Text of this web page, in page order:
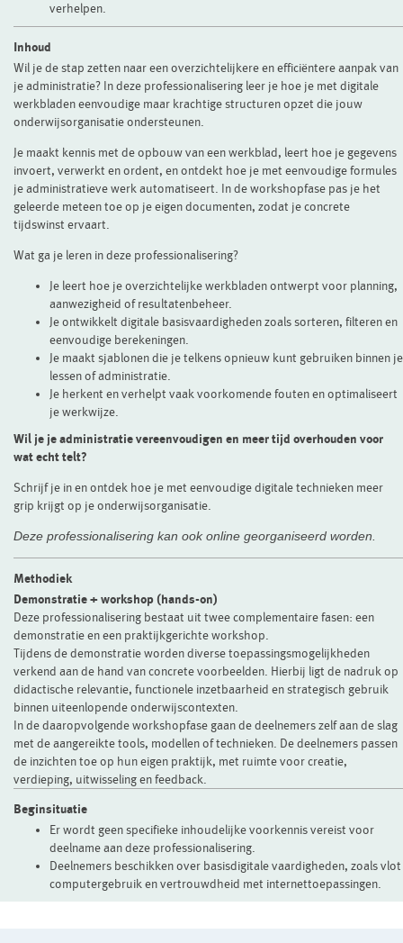
verhelpen.
Inhoud
Wil je de stap zetten naar een overzichtelijkere en efficiëntere aanpak van
je administratie? In deze professionalisering leer je hoe je met digitale
werkbladen eenvoudige maar krachtige structuren opzet die jouw
onderwijsorganisatie ondersteunen.
Je maakt kennis met de opbouw van een werkblad, leert hoe je gegevens
invoert, verwerkt en ordent, en ontdekt hoe je met eenvoudige formules
je administratieve werk automatiseert. In de workshopfase pas je het
geleerde meteen toe op je eigen documenten, zodat je concrete
tijdswinst ervaart.
Wat ga je leren in deze professionalisering?
Je leert hoe je overzichtelijke werkbladen ontwerpt voor planning,
aanwezigheid of resultatenbeheer.
Je ontwikkelt digitale basisvaardigheden zoals sorteren, filteren en
eenvoudige berekeningen.
Je maakt sjablonen die je telkens opnieuw kunt gebruiken binnen je
lessen of administratie.
Je herkent en verhelpt vaak voorkomende fouten en optimaliseert
je werkwijze.
Wil je je administratie vereenvoudigen en meer tijd overhouden voor
wat echt telt?
Schrijf je in en ontdek hoe je met eenvoudige digitale technieken meer
grip krijgt op je onderwijsorganisatie.
Deze professionalisering kan ook online georganiseerd worden.
Methodiek
Demonstratie + workshop (hands-on)
Deze professionalisering bestaat uit twee complementaire fasen: een
demonstratie en een praktijkgerichte workshop.
Tijdens de demonstratie worden diverse toepassingsmogelijkheden
verkend aan de hand van concrete voorbeelden. Hierbij ligt de nadruk op
didactische relevantie, functionele inzetbaarheid en strategisch gebruik
binnen uiteenlopende onderwijscontexten.
In de daaropvolgende workshopfase gaan de deelnemers zelf aan de slag
met de aangereikte tools, modellen of technieken. De deelnemers passen
de inzichten toe op hun eigen praktijk, met ruimte voor creatie,
verdieping, uitwisseling en feedback.
Beginsituatie
Er wordt geen specifieke inhoudelijke voorkennis vereist voor
deelname aan deze professionalisering.
Deelnemers beschikken over basisdigitale vaardigheden, zoals vlot
computergebruik en vertrouwdheid met internettoepassingen.